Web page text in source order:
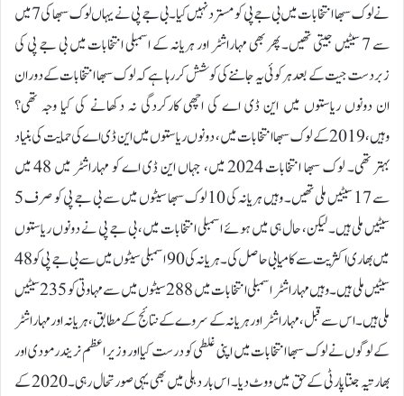
نے لوک سبھا انتخابات میں بی جے پی کو مسترد نہیں کیا۔ بی جے پی نے یہاں لوک سبھا کی 7 میں
سے 7 سیٹیں جیتی تھیں۔ پھر بھی مہاراشٹر اور ہریانہ کے اسمبلی انتخابات میں بی جے پی کی
زبردست جیت کے بعد ہر کوئی یہ جاننے کی کوشش کر رہا ہے کہ لوک سبھا انتخابات کے دوران
ان دونوں ریاستوں میں این ڈی اے کی اچھی کارکردگی نہ دکھانے کی کیا وجہ تھی؟
وہیں، 2019 کے لوک سبھا انتخابات میں، دونوں ریاستوں میں این ڈی اے کی حمایت کی بنیاد
بہتر تھی۔ لوک سبھا انتخابات 2024 میں، جہاں این ڈی اے کو مہاراشٹر میں 48 میں
سے 17 سیٹیں ملی تھیں۔ وہیں ہریانہ کی 10 لوک سبھا سیٹوں میں سے بی جے پی کو صرف 5
سیٹیں ملی ہیں۔ لیکن، حال ہی میں ہوئے اسمبلی انتخابات میں، بی جے پی نے دونوں ریاستوں
میں بھاری اکثریت سے کامیابی حاصل کی۔ ہریانہ کی 90 اسمبلی سیٹوں میں سے بی جے پی کو 48
سیٹیں ملی ہیں۔ وہیں مہاراشٹر اسمبلی انتخابات میں 288 سیٹوں میں سے مہاوتی کو 235 سیٹیں
ملی ہیں۔اس سے قبل، مہاراشٹر اور ہریانہ کے سروے کے نتائج کے مطابق، ہریانہ اور مہاراشٹر
کے لوگوں نے لوک سبھا انتخابات میں اپنی غلطی کو درست کیا اور وزیر اعظم نریندر مودی اور
بھارتیہ جنتا پارٹی کے حق میں ووٹ دیا۔ اس بار دہلی میں بھی یہی صورتحال رہی۔ 2020 کے